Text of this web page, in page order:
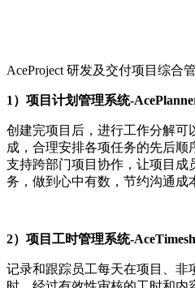
AceProject 研发及交付项目综合
1）项目计划管理系统-
创建完项目后，进行工作分解可
成，合理安排各项任务的先后
支持跨部门项目协作，让项目成
务，做到心中有数，节约沟通成
2）项目工时管理系统-
记录和跟踪员工每天在项目、非